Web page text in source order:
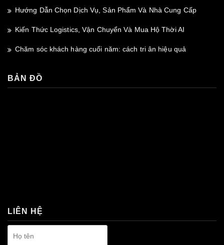
Hướng Dẫn Chọn Dịch Vụ, Sản Phẩm Và Nhà Cung Cấp
Kiến Thức Logistics, Vận Chuyển Và Mua Hộ Thời AI
Chăm sóc khách hàng cuối năm: cách tri ân hiệu quả
BẢN ĐỒ
LIÊN HỆ